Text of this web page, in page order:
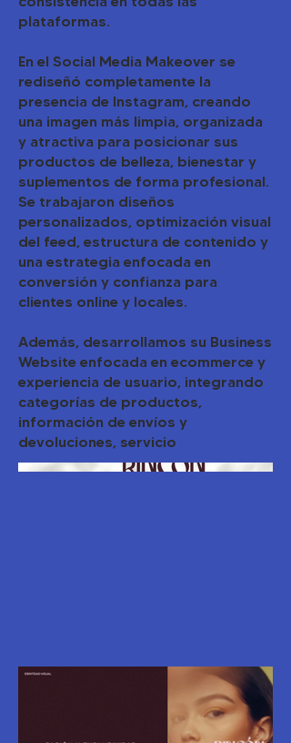
plataformas.
En el Social Media Makeover se
rediseñó completamente la
presencia de Instagram, creando
una imagen más limpia, organizada
y atractiva para posicionar sus
productos de belleza, bienestar y
suplementos de forma profesional.
Se trabajaron diseños
personalizados, optimización visual
del feed, estructura de contenido y
una estrategia enfocada en
conversión y confianza para
clientes online y locales.
Además, desarrollamos su Business
Website enfocada en ecommerce y
experiencia de usuario, integrando
categorías de productos,
información de envíos y
devoluciones, servicio